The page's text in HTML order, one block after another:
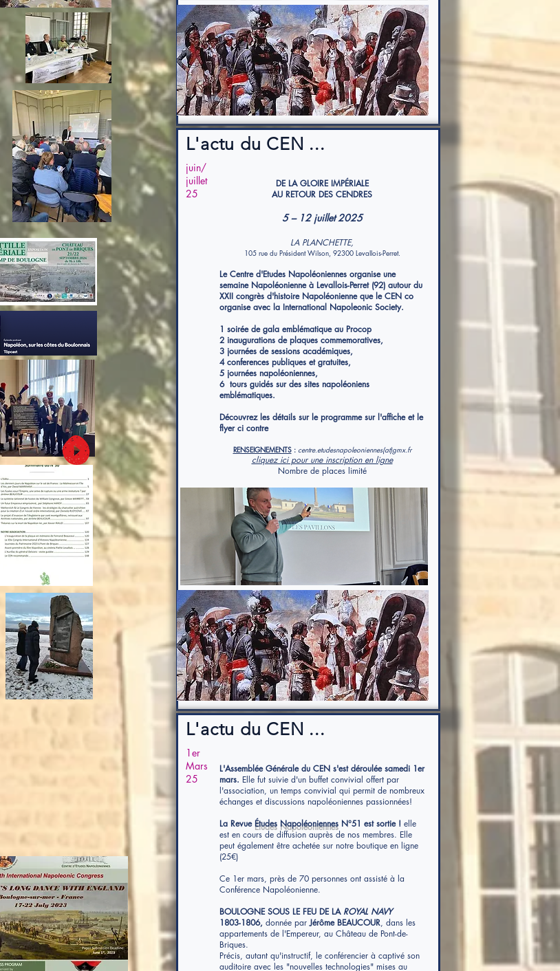
L'actu du CEN ...
juin/
juillet
25
DE LA GLOIRE IMPÉRIALE
AU RETOUR DES CENDRES
5 – 12 juillet 2025
LA PLANCHETTE,
105 rue du Président Wilson, 92300 Levallois-Perret.
Le Centre d'Etudes Napoléoniennes organise une
semaine Napoléonienne à Levallois-Perret (92) autour du
XXII congrès d'histoire Napoléonienne que le CEN co
organise avec la International Napoleonic Society.
1 soirée de gala emblématique au Procop
2 inaugurations de plaques commemoratives,
3 journées de sessions académiques,
4 conferences publiques et gratuites,
5 journées napoléoniennes,
6 tours guidés sur des sites napoléoniens
emblématiques.
Découvrez les détails sur le programme sur l'affiche et le
flyer ci contre
RENSEIGNEMENTS: centre.etudesnapoleoniennes(at)gmx.fr
cliquez ici pour une inscription en ligne
Nombre de places limité
L'actu du CEN ...
1er
Mars
25
L'Assemblée Générale du CEN s'est déroulée samedi 1er
mars. Elle fut suivie d'un buffet convivial offert par
l'association, un temps convivial qui permit de nombreux
échanges et discussions napoléoniennes passionnées!
La RevueÉtudes NapoléoniennesN°51 est sortie ! elle
est en cours de diffusion auprès de nos membres. Elle
peut également être achetée sur notre boutique en ligne
(25€)
Ce 1er mars, près de 70 personnes ont assisté à la
Conférence Napoléonienne.
BOULOGNE SOUS LE FEU DE LAROYAL NAVY
1803-1806, donnée parJérôme BEAUCOUR, dans les
appartements de l'Empereur, au Château de Pont-de-
Briques.
Précis, autant qu'instructif, le conférencier à captivé son
auditoire avec les "nouvelles technologies" mises au